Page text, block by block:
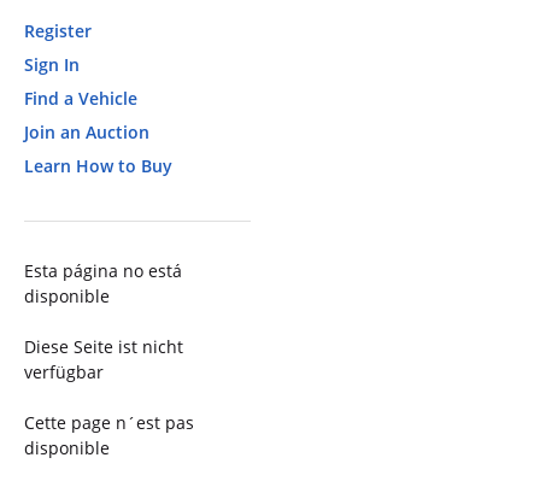
Register
Sign In
Find a Vehicle
Join an Auction
Learn How to Buy
Esta página no está
disponible
Diese Seite ist nicht
verfügbar
Cette page n´est pas
disponible